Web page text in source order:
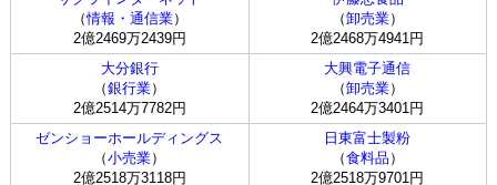
（情報・通信業）
2億2469万2439円
（卸売業）
2億2468万4941円
大分銀行
（銀行業）
2億2514万7782円
大興電子通信
（卸売業）
2億2464万3401円
ゼンショーホールディングス
（小売業）
2億2518万3118円
日東富士製粉
（食料品 ）
2億2518万9701円